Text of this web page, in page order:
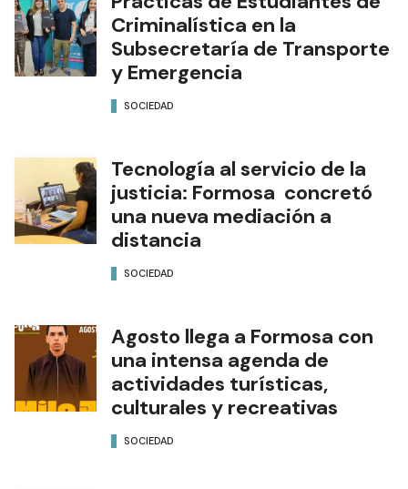
Criminalística en la
Subsecretaría de Transporte
y Emergencia
SOCIEDAD
Tecnología al servicio de la
justicia: Formosa concretó
una nueva mediación a
distancia
SOCIEDAD
Agosto llega a Formosa con
una intensa agenda de
actividades turísticas,
culturales y recreativas
SOCIEDAD